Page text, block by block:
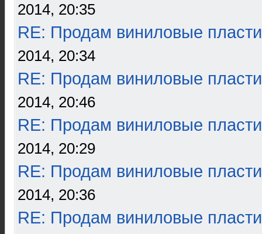
2014, 20:35
RE: Продам виниловые
2014, 20:34
RE: Продам виниловые
2014, 20:46
RE: Продам виниловые
2014, 20:29
RE: Продам виниловые
2014, 20:36
RE: Продам виниловые